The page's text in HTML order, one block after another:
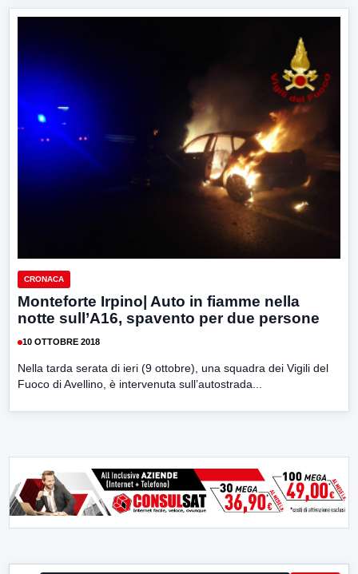
CRONACA
Monteforte Irpino| Auto in fiamme nella
notte sull’A16, spavento per due persone
10 OTTOBRE 2018
Nella tarda serata di ieri (9 ottobre), una squadra dei Vigili del
Fuoco di Avellino, è intervenuta sull’autostrada...